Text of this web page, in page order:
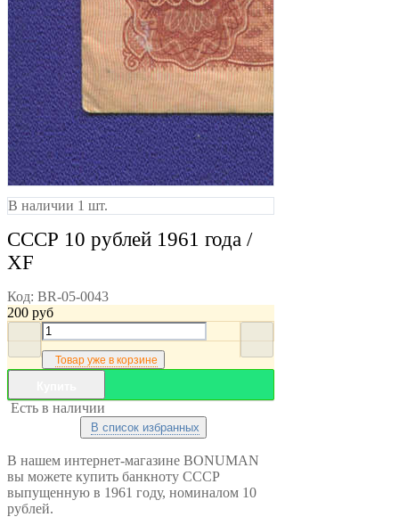
В наличии 1 шт.
СССР 10 рублей 1961 года /
XF
Код: BR-05-0043
200 руб
Товар уже в корзине
Есть в наличии
В список избранных
В нашем интернет-магазине BONUMAN
вы можете купить банкноту СССР
выпущенную в 1961 году, номиналом 10
рублей.